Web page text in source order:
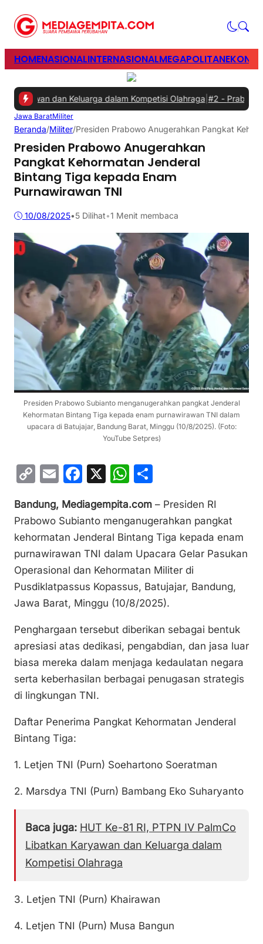
HOMENASIONALINTERNASIONALMEGAPOLITAN
dan Keluarga dalam Kompetisi Olahraga|#2 -Prabowo
Jawa BaratMiliter
Beranda/Militer/Presiden Prabowo Anugerahkan Pangkat
Presiden Prabowo Anugerahkan
Pangkat Kehormatan Jenderal
Bintang Tiga kepada Enam
Purnawirawan TNI
10/08/2025•5 Dilihat•1 Menit membaca
Presiden Prabowo Subianto menganugerahkan pangkat Jenderal
Kehormatan Bintang Tiga kepada enam purnawirawan TNI dalam
upacara di Batujajar, Bandung Barat, Minggu (10/8/2025). (Foto:
YouTube Setpres)
C
p
y
Li
n
k
E
ai
l
F
c
e
b
o
o
k
X
W
at
s
A
p
p
ar
e
Bandung, Mediagempita.com – Presiden RI
Prabowo Subianto menganugerahkan pangkat
kehormatan Jenderal Bintang Tiga kepada enam
purnawirawan TNI dalam Upacara Gelar Pasukan
Operasional dan Kehormatan Militer di
Pusdiklatpassus Kopassus, Batujajar, Bandung,
Jawa Barat, Minggu (10/8/2025).
Penghargaan tersebut diberikan sebagai bentuk
apresiasi atas dedikasi, pengabdian, dan jasa luar
biasa mereka dalam menjaga kedaulatan negara
serta keberhasilan berbagai penugasan strategis
di lingkungan TNI.
Daftar Penerima Pangkat Kehormatan Jenderal
Bintang Tiga:
1. Letjen TNI (Purn) Soehartono Soeratman
2. Marsdya TNI (Purn) Bambang Eko Suharyanto
Baca juga: HUT Ke-81 RI, PTPN IV PalmCo
Libatkan Karyawan dan Keluarga dalam
Kompetisi Olahraga
3. Letjen TNI (Purn) Khairawan
4. Letjen TNI (Purn) Musa Bangun